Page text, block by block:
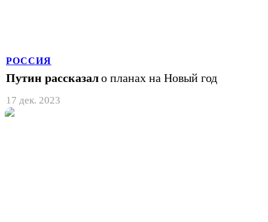
РОССИЯ
Путин рассказало планах на Новый год
17 дек. 2023